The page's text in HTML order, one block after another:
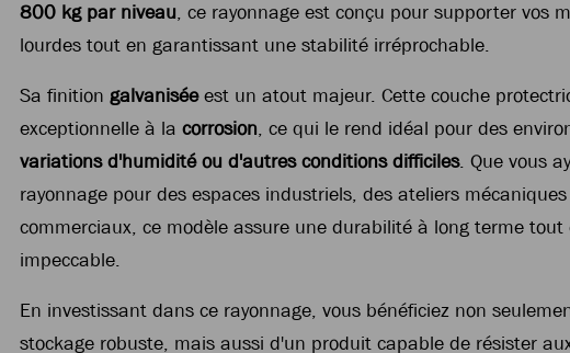
800 kg par niveau, ce rayonnage est conçu pour supporter vos
lourdes tout en garantissant une stabilité irréprochable.
Sa finition galvaniséeest un atout majeur. Cette couche
exceptionnelle à la corrosion, ce qui le rend idéal pour des
variations d'humidité ou d'autres conditions difficiles. Que vous
rayonnage pour des espaces industriels, des ateliers
commerciaux, ce modèle assure une durabilité à long terme
impeccable.
En investissant dans ce rayonnage, vous bénéficiez non
stockage robuste, mais aussi d'un produit capable de résister